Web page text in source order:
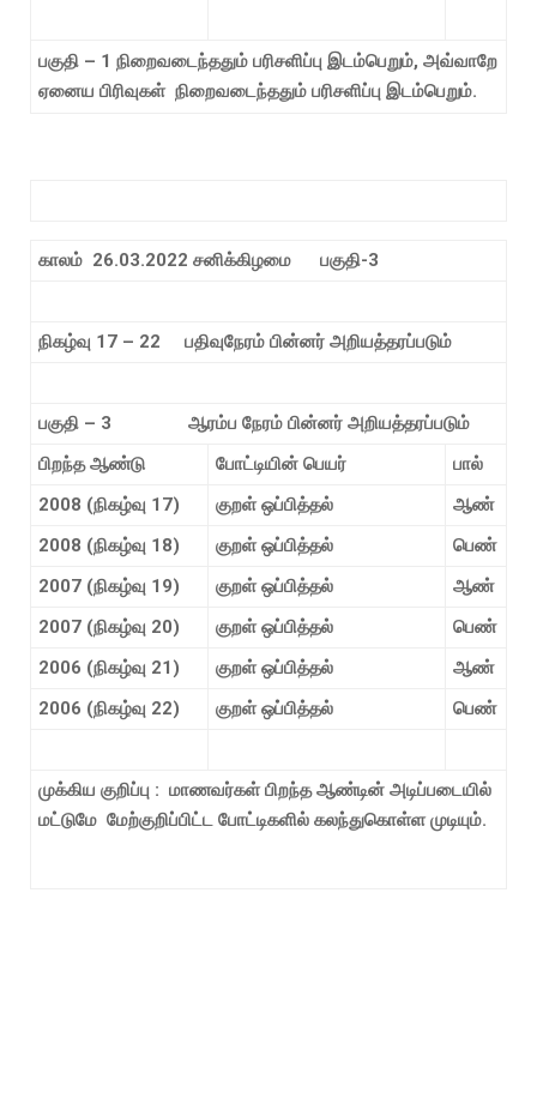
பகுதி – 1 நிறைவடைந்ததும் பரிசளிப்பு இடம்பெறும், அவ்வாறே
ஏனைய பிரிவுகள் நிறைவடைந்ததும் பரிசளிப்பு இடம்பெறும்.
காலம் 26.03.2022 சனிக்கிழமை பகுதி-3
நிகழ்வு 17 – 22 பதிவுநேரம் பின்னர் அறியத்தரப்படும்
பகுதி – 3 ஆரம்ப நேரம் பின்னர் அறியத்தரப்படும்
பிறந்த ஆண்டு போட்டியின் பெயர்
பால்
2008 (நிகழ்வு 17) குறள் ஒப்பித்தல்
ஆண்
2008 (நிகழ்வு 18) குறள் ஒப்பித்தல்
பெண்
2007 (நிகழ்வு 19) குறள் ஒப்பித்தல்
ஆண்
2007 (நிகழ்வு 20) குறள் ஒப்பித்தல்
பெண்
2006 (நிகழ்வு 21) குறள் ஒப்பித்தல்
ஆண்
2006 (நிகழ்வு 22) குறள் ஒப்பித்தல் பெண்
முக்கிய குறிப்பு : மாணவர்கள் பிறந்த ஆண்டின் அடிப்படையில்
மட்டுமே மேற்குறிப்பிட்ட போட்டிகளில் கலந்துகொள்ள முடியும்.